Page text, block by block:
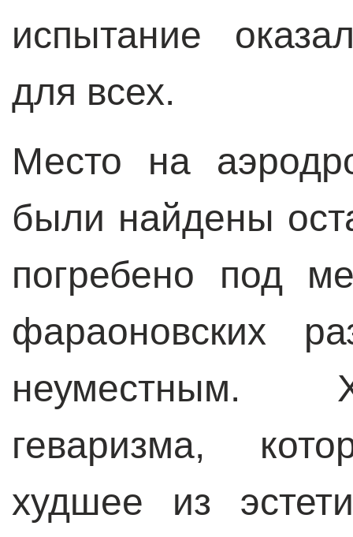
испытание
для всех.
Место на
были найдены
погребено под
фараоновских
неуместным.
геваризма,
худшее из